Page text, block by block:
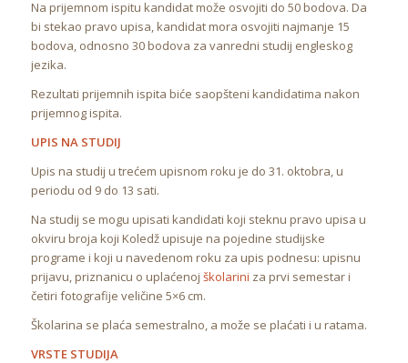
Na prijemnom ispitu kandidat može osvojiti do 50 bodova. Da
bi stekao pravo upisa, kandidat mora osvojiti najmanje 15
bodova, odnosno 30 bodova za vanredni studij engleskog
jezika.
Rezultati prijemnih ispita biće saopšteni kandidatima nakon
prijemnog ispita.
UPIS NA STUDIJ
Upis na studij u trećem upisnom roku je do 31. oktobra, u
periodu od 9 do 13 sati.
Na studij se mogu upisati kandidati koji steknu pravo upisa u
okviru broja koji Koledž upisuje na pojedine studijske
programe i koji u navedenom roku za upis podnesu: upisnu
prijavu, priznanicu o uplaćenoj školarini za prvi semestar i
četiri fotografije veličine 5×6 cm.
Školarina se plaća semestralno, a može se plaćati i u ratama.
VRSTE STUDIJA